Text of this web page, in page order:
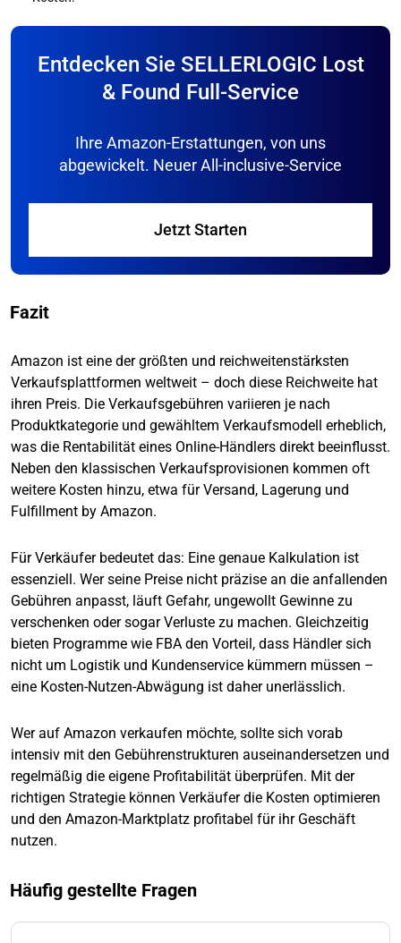
Entdecken Sie SELLERLOGIC Lost
& Found Full-Service
Ihre Amazon-Erstattungen, von uns
abgewickelt. Neuer All-inclusive-Service
Jetzt Starten
Fazit
Amazon ist eine der größten und reichweitenstärksten
Verkaufsplattformen weltweit – doch diese Reichweite hat
ihren Preis. Die Verkaufsgebühren variieren je nach
Produktkategorie und gewähltem Verkaufsmodell erheblich,
was die Rentabilität eines Online-Händlers direkt beeinflusst.
Neben den klassischen Verkaufsprovisionen kommen oft
weitere Kosten hinzu, etwa für Versand, Lagerung und
Fulfillment by Amazon.
Für Verkäufer bedeutet das: Eine genaue Kalkulation ist
essenziell. Wer seine Preise nicht präzise an die anfallenden
Gebühren anpasst, läuft Gefahr, ungewollt Gewinne zu
verschenken oder sogar Verluste zu machen. Gleichzeitig
bieten Programme wie FBA den Vorteil, dass Händler sich
nicht um Logistik und Kundenservice kümmern müssen –
eine Kosten-Nutzen-Abwägung ist daher unerlässlich.
Wer auf Amazon verkaufen möchte, sollte sich vorab
intensiv mit den Gebührenstrukturen auseinandersetzen und
regelmäßig die eigene Profitabilität überprüfen. Mit der
richtigen Strategie können Verkäufer die Kosten optimieren
und den Amazon-Marktplatz profitabel für ihr Geschäft
nutzen.
Häufig gestellte Fragen